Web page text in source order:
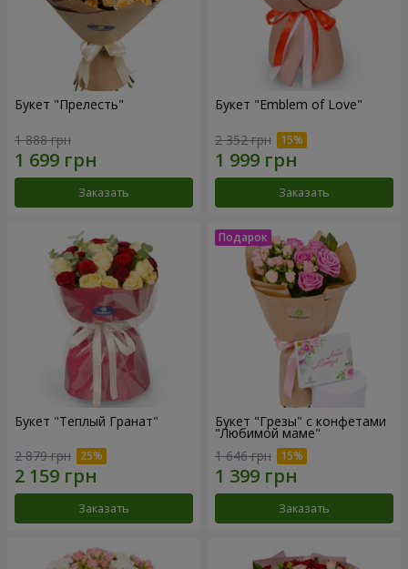
Букет "Прелесть"
1 888 грн
Заказать
Букет "Emblem of Love"
2 352 грн
Заказать
Букет "Теплый Гранат"
2 879 грн
Заказать
Букет "Грезы" с конфетами
"Любимой маме"
1 646 грн
Заказать